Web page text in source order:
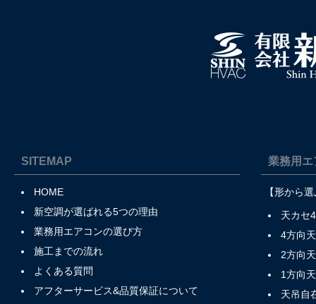
SITEMAP
HOME
新空調が選ばれる5つの理由
業務用エアコンの選び方
施工までの流れ
よくある質問
アフターサービス&品質保証について
業務用エ
【形から
天カセ
4方向
2方向
1方向
天吊自